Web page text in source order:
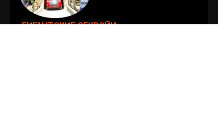
ГИГАНТСКИЕ СЕКВОЙИ